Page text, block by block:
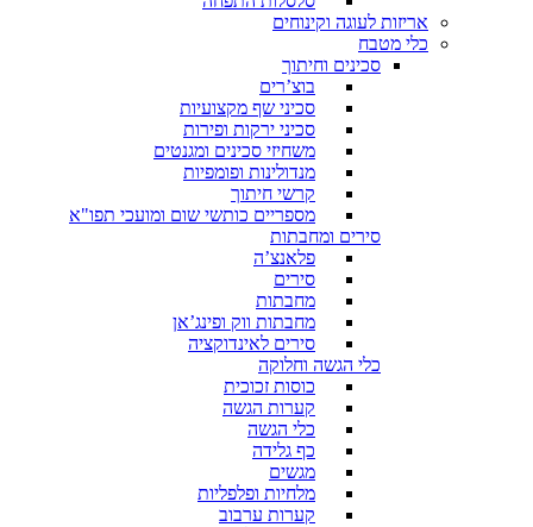
אריזות לעוגה וקינוחים
כלי מטבח
סכינים וחיתוך
בוצ’רים
סכיני שף מקצועיות
סכיני ירקות ופירות
משחיזי סכינים ומגנטים
מנדולינות ופומפיות
קרשי חיתוך
מספריים כותשי שום ומועכי תפו"א
סירים ומחבתות
פלאנצ’ה
סירים
מחבתות
מחבתות ווק ופינג’אן
סירים לאינדוקציה
כלי הגשה וחלוקה
כוסות זכוכית
קערות הגשה
כלי הגשה
כף גלידה
מגשים
מלחיות ופלפליות
קערות ערבוב